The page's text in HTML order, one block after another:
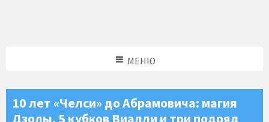
МЕНЮ
10 лет «Челси» до Абрамовича: магия
Дзолы, 5 кубков Виалли и три подряд